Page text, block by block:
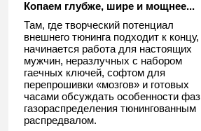
Копаем глубже, шире и мощнее...
Там, где творческий потенциал
внешнего тюнинга подходит к концу,
начинается работа для настоящих
мужчин, неразлучных с набором
гаечных ключей, софтом для
перепрошивки «мозгов» и готовых
часами обсуждать особенности фаз
газораспределения тюнингованным
распредвалом.